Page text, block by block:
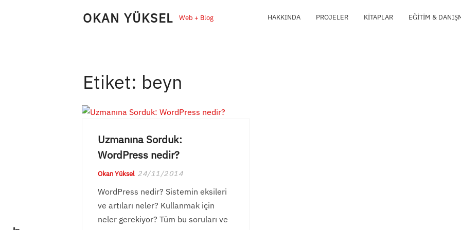
OKAN YÜKSEL Web + Blog HAKKINDA PROJELER KITAPLAR EĞITIM &
Etiket: beyn
Uzmanına Sorduk:
WordPress nedir?
Okan Yüksel 24/11/2014
WordPress nedir? Sistemin eksileri
ve artıları neler? Kullanmak için
neler gerekiyor? Tüm bu soruları ve